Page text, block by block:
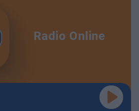
Radio Online